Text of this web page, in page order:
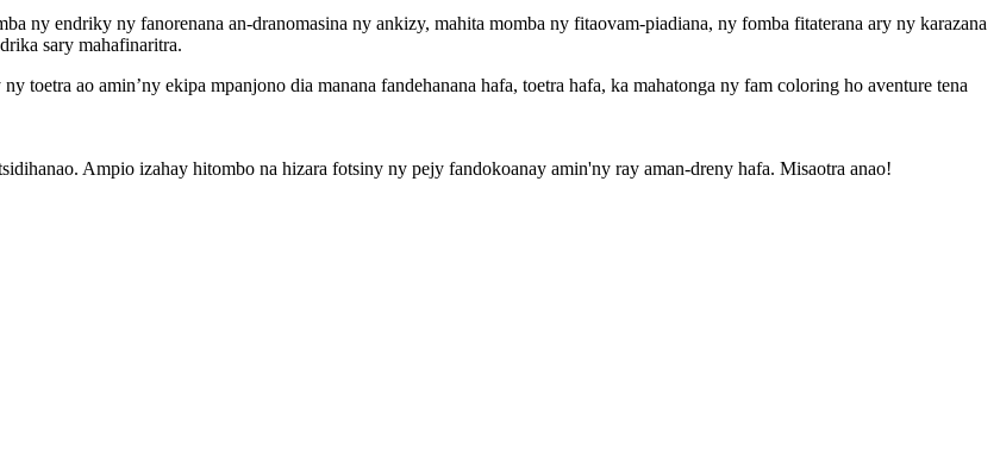
ny endriky ny fanorenana an-dranomasina ny ankizy, mahita momba ny fitaovam-piadiana, ny fomba fitaterana ary ny karazana
sary mahafinaritra.
toetra ao amin’ny ekipa mpanjono dia manana fandehanana hafa, toetra hafa, ka mahatonga ny fam coloring ho aventure tena
Ampio izahay hitombo na hizara fotsiny ny pejy fandokoanay amin'ny ray aman-dreny hafa. Misaotra anao!